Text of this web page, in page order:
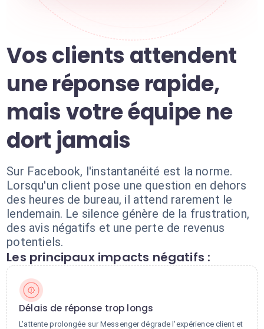
Vos clients attendent
une réponse rapide,
mais votre équipe ne
dort jamais
Sur Facebook, l'instantanéité est la norme.
Lorsqu'un client pose une question en dehors
des heures de bureau, il attend rarement le
lendemain. Le silence génère de la frustration,
des avis négatifs et une perte de revenus
potentiels.
Les principaux impacts négatifs :
Délais de réponse trop longs
L'attente prolongée sur Messenger dégrade l'expérience client et